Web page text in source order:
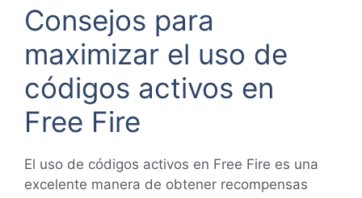
Consejos para
maximizar el uso de
códigos activos en
Free Fire
El uso de códigos activos en Free Fire es una
excelente manera de obtener recompensas